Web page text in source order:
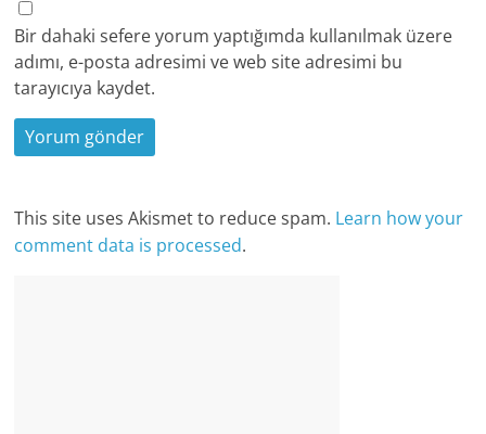
Bir dahaki sefere yorum yaptığımda kullanılmak üzere
adımı, e-posta adresimi ve web site adresimi bu
tarayıcıya kaydet.
This site uses Akismet to reduce spam. Learn how your
comment data is processed.